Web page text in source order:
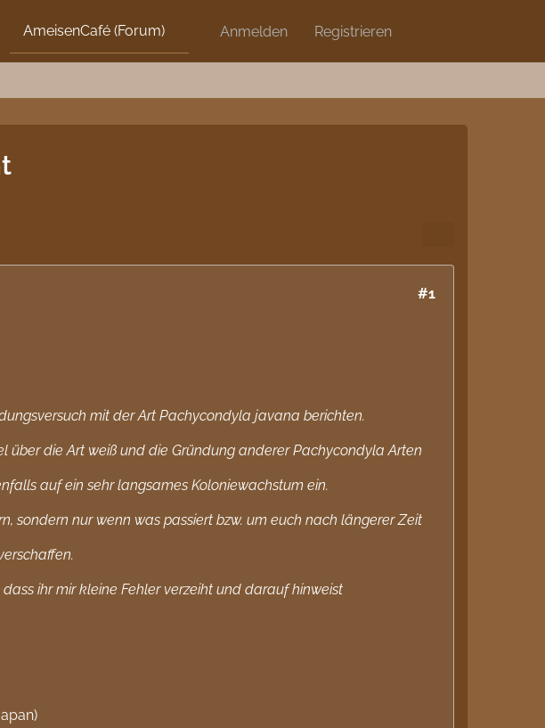
Anmelden Registrieren
AmeisenCafé (Forum) Discord Artikel Blog
#1
mit der Art Pachycondyla javana berichten.
über die Art weiß und die Gründung anderer Pachycondyla Arten
auf ein sehr langsames Koloniewachstum ein.
sondern nur wenn was passiert bzw. um euch nach längerer Zeit
ihr mir kleine Fehler verzeiht und darauf hinweist